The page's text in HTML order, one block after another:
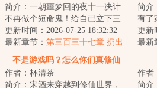
简介：一朝噩梦回的夜十一决计
不再做个短命鬼！给自已立下三
条规矩：一，强身健体；二，十
九岁前不谈婚不...
更新时间：2026-07-25 18:32:32
最新章节： 第三百三十七章 扔出
去
简介
有了
全家
快乐
更新
最新
不是游戏吗？怎么你们真修仙
作者：杯清茶
简介：宋酒来穿越到修仙世界，
作者
简介